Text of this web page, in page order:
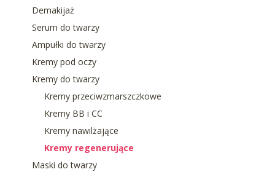
Demakijaż
Serum do twarzy
Ampułki do twarzy
Kremy pod oczy
Kremy do twarzy
Kremy przeciwzmarszczkowe
Kremy BB i CC
Kremy nawilżające
Kremy regenerujące
Maski do twarzy